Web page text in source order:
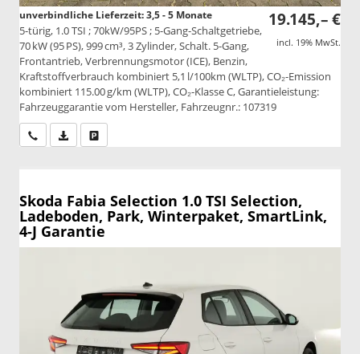
19.145,– €
incl. 19% MwSt.
unverbindliche Lieferzeit: 3,5 - 5 Monate
5-türig, 1.0 TSI ; 70kW/95PS ; 5-Gang-Schaltgetriebe,
70 kW (95 PS), 999 cm³, 3 Zylinder, Schalt. 5-Gang,
Frontantrieb, Verbrennungsmotor (ICE), Benzin,
Kraftstoffverbrauch kombiniert 5,1 l/100km (WLTP), CO₂-Emission
kombiniert 115.00 g/km (WLTP), CO₂-Klasse C, Garantieleistung:
Fahrzeuggarantie vom Hersteller, Fahrzeugnr.: 107319
Wir rufen Sie anPDF-Datei, Fahrzeugexposé drucken
Skoda Fabia Selection 1.0 TSI Selection,
Ladeboden, Park, Winterpaket, SmartLink,
4-J Garantie